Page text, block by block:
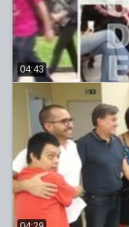
04:43